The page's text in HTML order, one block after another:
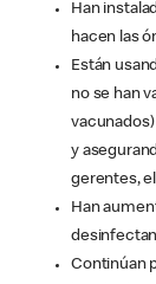
Han
hacen las
Están
no se han
y
gerentes,
Han
Continúan